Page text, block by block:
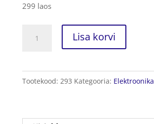
299 laos
Laualamp
Lisa korvi
Tootekood: 293 Kategooria: Elektroonika